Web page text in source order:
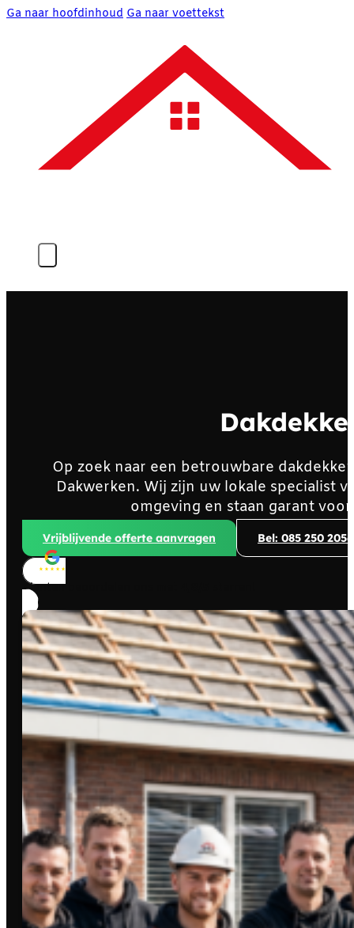
Ga naar hoofdinhoud Ga naar voettekst
Op zoek naar een betrouwbare
Dakwerken. Wij zijn uw lokale specialist
omgeving en staan garant
Vrijblijvende offerte aanvragen Bel: 085 250 2056
Klanten beoordelen ons met